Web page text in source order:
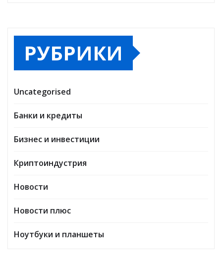
РУБРИКИ
Uncategorised
Банки и кредиты
Бизнес и инвестиции
Криптоиндустрия
Новости
Новости плюс
Ноутбуки и планшеты